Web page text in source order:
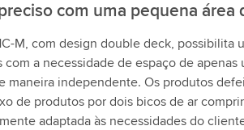
com uma pequena área
M, com design double deck, possibilita
a necessidade de espaço de apenas
maneira independente. Os produtos
de produtos por dois bicos de ar
adaptada às necessidades do